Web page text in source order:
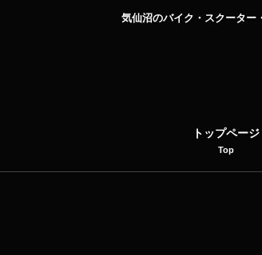
気仙沼のバイク・スクーター
トップページ
Top